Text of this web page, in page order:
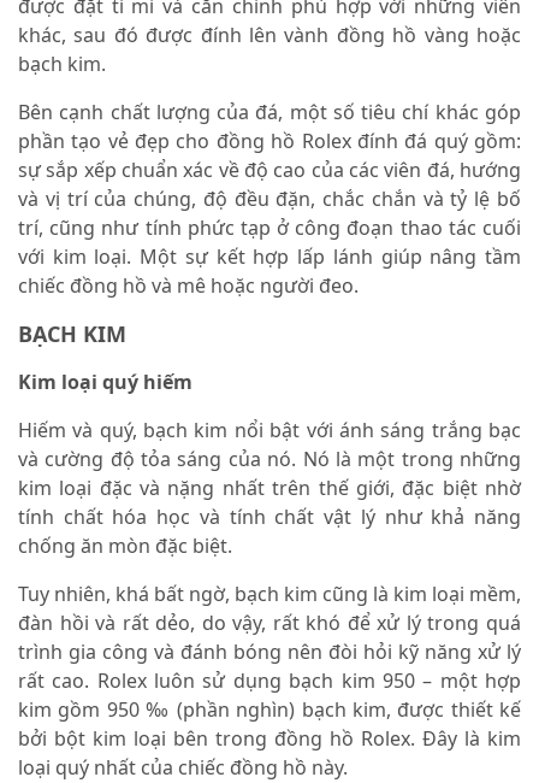
được đặt tỉ mỉ và căn chỉnh phù hợp với những viên
khác, sau đó được đính lên vành đồng hồ vàng hoặc
bạch kim.
Bên cạnh chất lượng của đá, một số tiêu chí khác góp
phần tạo vẻ đẹp cho đồng hồ Rolex đính đá quý gồm:
sự sắp xếp chuẩn xác về độ cao của các viên đá, hướng
và vị trí của chúng, độ đều đặn, chắc chắn và tỷ lệ bố
trí, cũng như tính phức tạp ở công đoạn thao tác cuối
với kim loại. Một sự kết hợp lấp lánh giúp nâng tầm
chiếc đồng hồ và mê hoặc người đeo.
BẠCH KIM
Kim loại quý hiếm
Hiếm và quý, bạch kim nổi bật với ánh sáng trắng bạc
và cường độ tỏa sáng của nó. Nó là một trong những
kim loại đặc và nặng nhất trên thế giới, đặc biệt nhờ
tính chất hóa học và tính chất vật lý như khả năng
chống ăn mòn đặc biệt.
Tuy nhiên, khá bất ngờ, bạch kim cũng là kim loại mềm,
đàn hồi và rất dẻo, do vậy, rất khó để xử lý trong quá
trình gia công và đánh bóng nên đòi hỏi kỹ năng xử lý
rất cao. Rolex luôn sử dụng bạch kim 950 – một hợp
kim gồm 950 ‰ (phần nghìn) bạch kim, được thiết kế
bởi bột kim loại bên trong đồng hồ Rolex. Đây là kim
loại quý nhất của chiếc đồng hồ này.